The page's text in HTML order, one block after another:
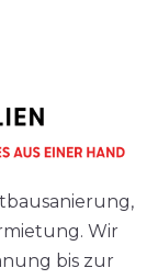
Wir
bis zur